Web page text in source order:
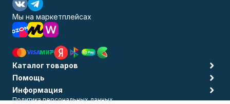
Мы на маркетплейсах
Каталог товаров
Помощь
Информация
Политика персональных данных